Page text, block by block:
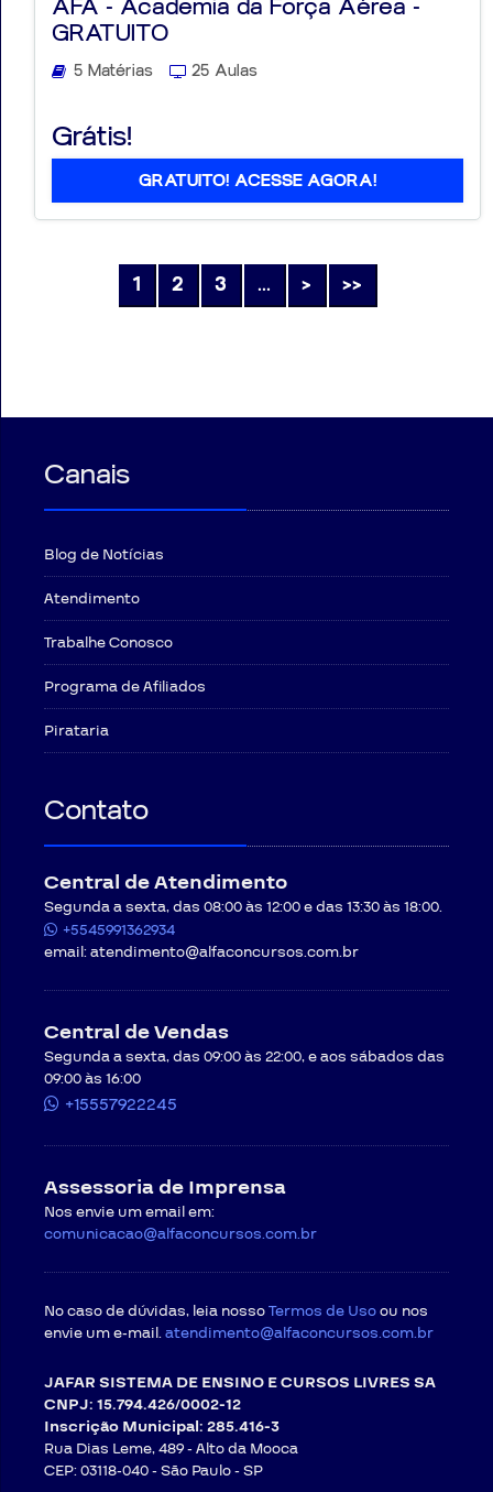
AFA - Academia da Força Aérea -
GRATUITO
5 Matérias 25 Aulas
Grátis!
GRATUITO! ACESSE AGORA!
1 2 3 ... > >>
Canais
Blog de Notícias
Atendimento
Trabalhe Conosco
Programa de Afiliados
Pirataria
Contato
Central de Atendimento
Segunda a sexta, das 08:00 às 12:00 e das 13:30 às 18:00.
+5545991362934
email:atendimento@alfaconcursos.com.br
Central de Vendas
Segunda a sexta, das 09:00 às 22:00, e aos sábados das
09:00 às 16:00
+15557922245
Assessoria de Imprensa
Nos envie um email em:
comunicacao@alfaconcursos.com.br
No caso de dúvidas, leia nossoTermos de Usoou nos
envie um e-mail.atendimento@alfaconcursos.com.br
JAFAR SISTEMA DE ENSINO E CURSOS LIVRES SA
CNPJ: 15.794.426/0002-12
Inscrição Municipal: 285.416-3
Rua Dias Leme, 489 - Alto da Mooca
CEP: 03118-040 -São Paulo - SP